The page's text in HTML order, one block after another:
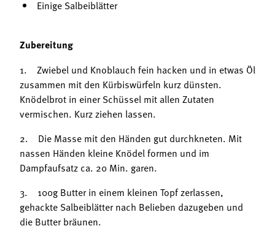
Einige Salbeiblätter
Zubereitung
1. Zwiebel und Knoblauch fein hacken und in etwas Öl
zusammen mit den Kürbiswürfeln kurz dünsten.
Knödelbrot in einer Schüssel mit allen Zutaten
vermischen. Kurz ziehen lassen.
2. Die Masse mit den Händen gut durchkneten. Mit
nassen Händen kleine Knödel formen und im
Dampfaufsatz ca. 20 Min. garen.
3. 100g Butter in einem kleinen Topf zerlassen,
gehackte Salbeiblätter nach Belieben dazugeben und
die Butter bräunen.